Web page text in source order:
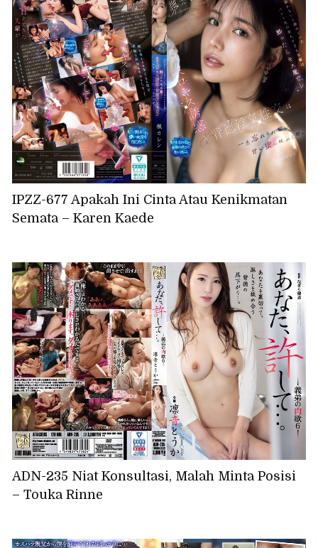
IPZZ-677 Apakah Ini Cinta Atau Kenikmatan
Semata – Karen Kaede
ADN-235 Niat Konsultasi, Malah Minta Posisi
– Touka Rinne